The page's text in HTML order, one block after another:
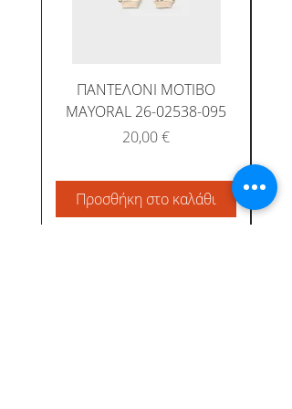
ΠΑΝΤΕΛΟΝΙ ΜΟΤΙΒΟ
MAYORAL 26-02538-095
Τιμή
20,00 €
Προσθήκη στο καλάθι